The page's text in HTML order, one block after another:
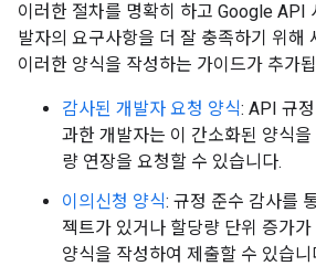
이러한 절차를 명확히 하고 Google API
발자의 요구사항을 더 잘 충족하기 위해
이러한 양식을 작성하는 가이드가 추가
감사된 개발자 요청 양식: API 규
과한 개발자는 이 간소화된 양식
량 연장을 요청할 수 있습니다.
이의신청 양식: 규정 준수 감사를
젝트가 있거나 할당량 단위 증가가
양식을 작성하여 제출할 수 있습니